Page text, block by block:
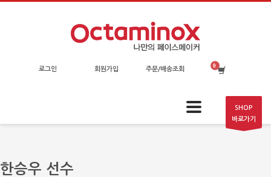
로그인 회원가입 주문/배송조회
SHOP
바로가기
한승우 선수